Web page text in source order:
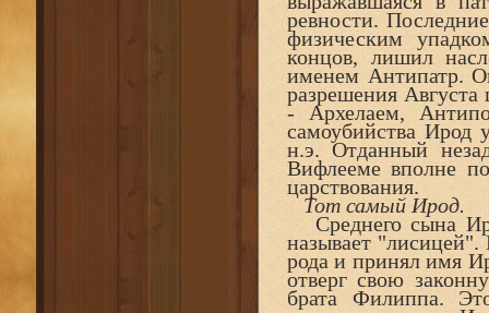
ревности.
физическим
концов, лишил
именем Антипатр.
разрешения Августа
- Архелаем,
самоубийства Ирод
н.э. Отданный
Вифлееме вполне
царствования.
Тот самый Ирод.
Среднего сына
называет "лисицей".
рода и принял имя
отверг свою
брата Филиппа.